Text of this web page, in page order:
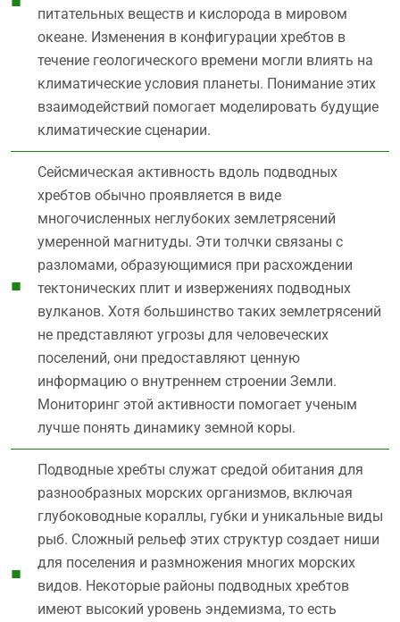
питательных веществ и кислорода в мировом
океане. Изменения в конфигурации хребтов в
течение геологического времени могли влиять на
климатические условия планеты. Понимание этих
взаимодействий помогает моделировать будущие
климатические сценарии.
Сейсмическая активность вдоль подводных
хребтов обычно проявляется в виде
многочисленных неглубоких землетрясений
умеренной магнитуды. Эти толчки связаны с
разломами, образующимися при расхождении
тектонических плит и извержениях подводных
вулканов. Хотя большинство таких землетрясений
не представляют угрозы для человеческих
поселений, они предоставляют ценную
информацию о внутреннем строении Земли.
Мониторинг этой активности помогает ученым
лучше понять динамику земной коры.
Подводные хребты служат средой обитания для
разнообразных морских организмов, включая
глубоководные кораллы, губки и уникальные виды
рыб. Сложный рельеф этих структур создает ниши
для поселения и размножения многих морских
видов. Некоторые районы подводных хребтов
имеют высокий уровень эндемизма, то есть